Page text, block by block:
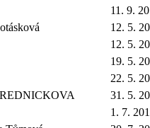
11. 9.
12. 5.
12. 5.
19. 5.
22. 5.
31. 5.
1. 7.